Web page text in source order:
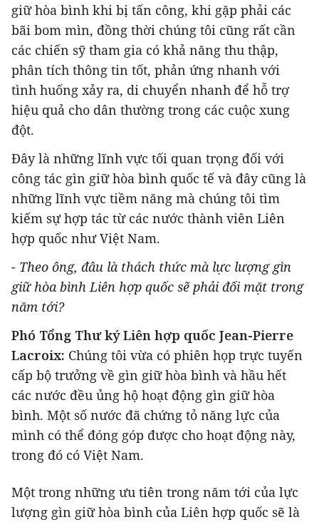
giữ hòa bình khi bị tấn công, khi gặp phải các
bãi bom mìn, đồng thời chúng tôi cũng rất cần
các chiến sỹ tham gia có khả năng thu thập,
phân tích thông tin tốt, phản ứng nhanh với
tình huống xảy ra, di chuyển nhanh để hỗ trợ
hiệu quả cho dân thường trong các cuộc xung
đột.
Đây là những lĩnh vực tối quan trọng đối với
công tác gìn giữ hòa bình quốc tế và đây cũng là
những lĩnh vực tiềm năng mà chúng tôi tìm
kiếm sự hợp tác từ các nước thành viên Liên
hợp quốc như Việt Nam.
- Theo ông, đâu là thách thức mà lực lượng gìn
giữ hòa bình Liên hợp quốc sẽ phải đối mặt trong
năm tới?
Phó Tổng Thư ký Liên hợp quốc Jean-Pierre
Lacroix: Chúng tôi vừa có phiên họp trực tuyến
cấp bộ trưởng về gìn giữ hòa bình và hầu hết
các nước đều ủng hộ hoạt động gìn giữ hòa
bình. Một số nước đã chứng tỏ năng lực của
mình có thể đóng góp được cho hoạt động này,
trong đó có Việt Nam.
Một trong những ưu tiên trong năm tới của lực
lượng gìn giữ hòa bình của Liên hợp quốc sẽ là